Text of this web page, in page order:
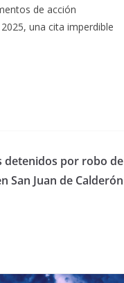
de acción
una cita imperdible
detenidos por robo de
San Juan de Calderón